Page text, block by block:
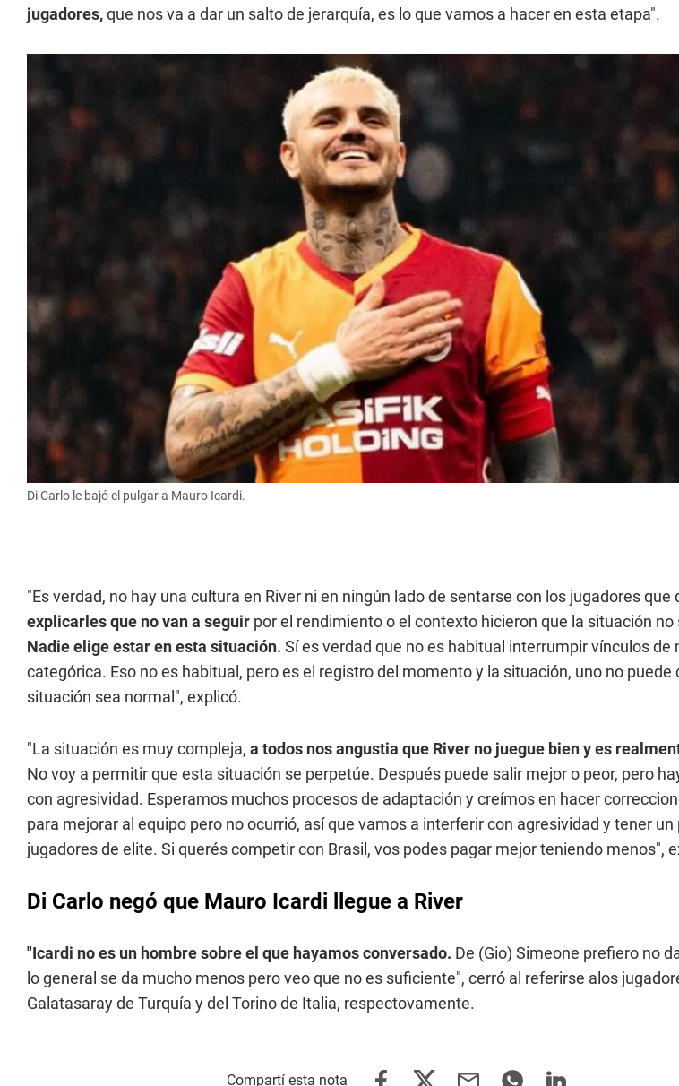
jugadores,que nos va a dar un salto de jerarquía, es lo que vamos a hacer en esta etapa".
Di Carlo le bajó el pulgar a Mauro Icardi.
"Es verdad, no hay una cultura en River ni en ningún lado de sentarse con los jugadores que
explicarles que no van a seguir por el rendimiento o el contexto hicieron que la situación no
Nadie elige estar en esta situación. Sí es verdad que no es habitual interrumpir vínculos de
categórica. Eso no es habitual, pero es el registro del momento y la situación, uno no puede
situación sea normal", explicó.
"La situación es muy compleja, a todos nos angustia que River no juegue bien y es
No voy a permitir que esta situación se perpetúe. Después puede salir mejor o peor, pero
con agresividad. Esperamos muchos procesos de adaptación y creímos en hacer
para mejorar al equipo pero no ocurrió, así que vamos a interferir con agresividad y tener un
jugadores de elite. Si querés competir con Brasil, vos podes pagar mejor teniendo menos",
Di Carlo negó que Mauro Icardi llegue a River
"Icardi no es un hombre sobre el que hayamos conversado. De (Gio) Simeone prefiero no
lo general se da mucho menos pero veo que no es suficiente", cerró al referirse alos
Galatasaray de Turquía y del Torino de Italia, respectovamente.